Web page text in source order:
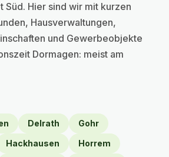
Süd. Hier sind wir mit kurzen
Hausverwaltungen,
und Gewerbeobjekte
Dormagen: meist am
Delrath
Gohr
Hackhausen
Horrem